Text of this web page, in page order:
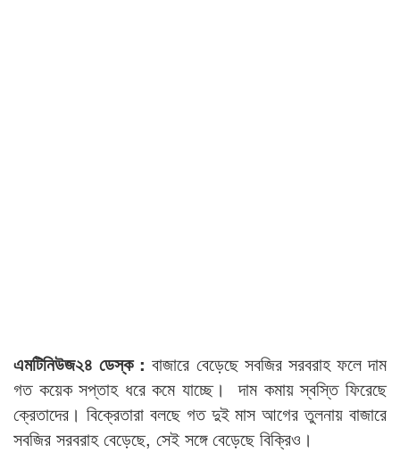
এমটিনিউজ২৪ ডেস্ক : বাজারে বেড়েছে সবজির সরবরাহ ফলে দাম
গত কয়েক সপ্তাহ ধরে কমে যাচ্ছে। দাম কমায় স্বস্তি ফিরেছে
ক্রেতাদের। বিক্রেতারা বলছে গত দুই মাস আগের তুলনায় বাজারে
সবজির সরবরাহ বেড়েছে, সেই সঙ্গে বেড়েছে বিক্রিও।